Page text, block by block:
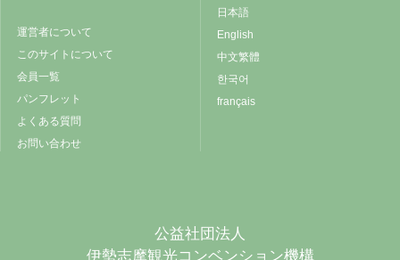
運営者について
このサイトについて
会員一覧
パンフレット
よくある質問
お問い合わせ
日本語
English
中文繁體
한국어
français
公益社団法人
伊勢志摩観光コンベンション機構